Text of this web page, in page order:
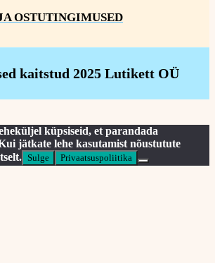
OSTUTINGIMUSED
kaitstud 2025 Lutikett OÜ
küpsiseid, et parandada
jätkate lehe kasutamist nõustutute
Sulge Privaatsuspoliitika